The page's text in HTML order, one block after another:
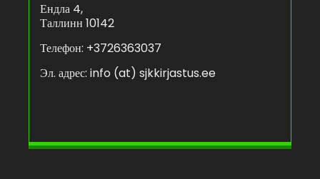
Ендла 4,
Таллинн 10142
Телефон: +3726363037
Эл. адрес: info (at) sjkkirjastus.ee